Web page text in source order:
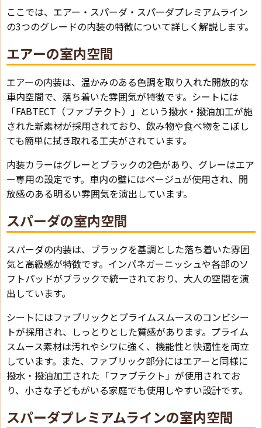
ここでは、エアー・スパーダ・スパーダプレミアムライン
の3つのグレードの内装の特徴について詳しく解説します。
エアーの室内空間
エアーの内装は、温かみのある色調を取り入れた開放的な
車内空間で、落ち着いた雰囲気が特徴です。シートには
「FABTECT（ファブテクト）」という撥水・撥油加工が施
された新素材が採用されており、飲み物や食べ物をこぼし
ても簡単に拭き取れる工夫がされています。
内装カラーはグレーとブラックの2色があり、グレーはエア
ー専用の設定です。車内の壁にはベージュが使用され、開
放感のある明るい雰囲気を演出しています。
スパーダの室内空間
スパーダの内装は、ブラックを基調とした落ち着いた雰囲
気と高級感が特徴です。インパネガーニッシュや各部のソ
フトパッドがブラックで統一されており、大人の空間を演
出しています。
シートにはファブリックとプライムスムースのコンビシー
トが採用され、しっとりとした質感があります。プライム
スムース素材は汚れやシワに強く、機能性と快適性を両立
しています。また、ファブリック部分にはエアーと同様に
撥水・撥油加工された「ファブテクト」が使用されてお
り、小さな子どもがいる家庭でも使用しやすい設計です。
スパーダプレミアムラインの室内空間